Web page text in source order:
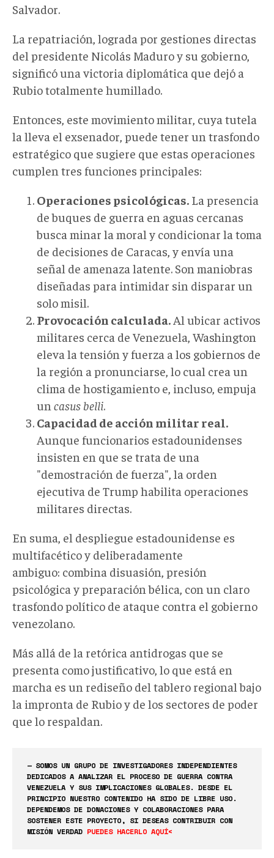
Salvador.
La repatriación, lograda por gestiones directas
del presidente Nicolás Maduro y su gobierno,
significó una victoria diplomática que dejó a
Rubio totalmente humillado.
Entonces, este movimiento militar, cuya tutela
la lleva el exsenador, puede tener un trasfondo
estratégico que sugiere que estas operaciones
cumplen tres funciones principales:
Operaciones psicológicas. La presencia
de buques de guerra en aguas cercanas
busca minar la moral y condicionar la toma
de decisiones de Caracas, y envía una
señal de amenaza latente. Son maniobras
diseñadas para intimidar sin disparar un
solo misil.
Provocación calculada. Al ubicar activos
militares cerca de Venezuela, Washington
eleva la tensión y fuerza a los gobiernos de
la región a pronunciarse, lo cual crea un
clima de hostigamiento e, incluso, empuja
un casus belli.
Capacidad de acción militar real.
Aunque funcionarios estadounidenses
insisten en que se trata de una
"demostración de fuerza", la orden
ejecutiva de Trump habilita operaciones
militares directas.
En suma, el despliegue estadounidense es
multifacético y deliberadamente
ambiguo: combina disuasión, presión
psicológica y preparación bélica, con un claro
trasfondo político de ataque contra el gobierno
venezolano.
Más allá de la retórica antidrogas que se
presenta como justificativo, lo que está en
marcha es un rediseño del tablero regional bajo
la impronta de Rubio y de los sectores de poder
que lo respaldan.
— SOMOS UN GRUPO DE INVESTIGADORES INDEPENDIENTES
DEDICADOS A ANALIZAR EL PROCESO DE GUERRA CONTRA
VENEZUELA Y SUS IMPLICACIONES GLOBALES. DESDE EL
PRINCIPIO NUESTRO CONTENIDO HA SIDO DE LIBRE USO.
DEPENDEMOS DE DONACIONES Y COLABORACIONES PARA
SOSTENER ESTE PROYECTO, SI DESEAS CONTRIBUIR CON
MISIÓN VERDAD PUEDES HACERLO AQUÍ<